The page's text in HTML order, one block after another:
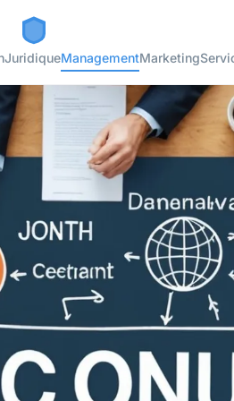
JuridiqueManagementMarketing